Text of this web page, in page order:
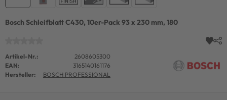
Bosch Schleifblatt C430, 10er-Pack 93 x 230 mm, 180
Artikel-Nr.:
2608605300
EAN:
3165140161176
Hersteller:
BOSCH PROFESSIONAL